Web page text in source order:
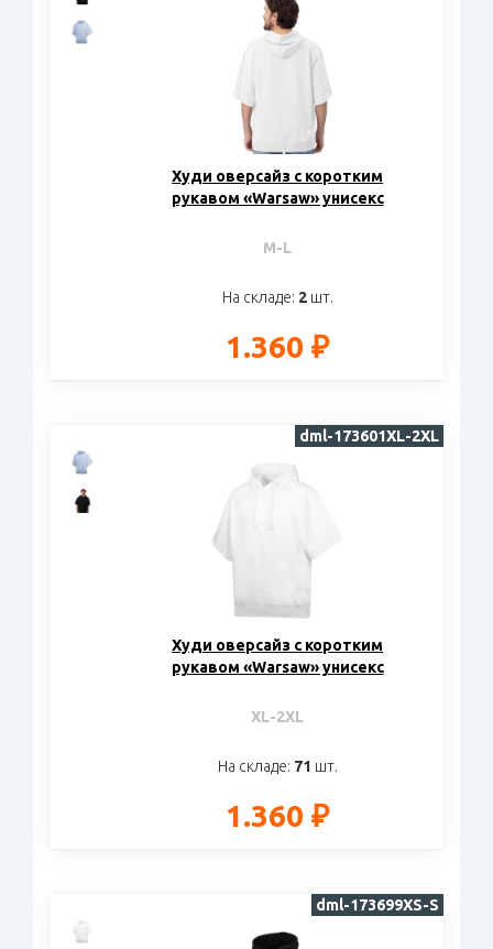
Худи оверсайз с коротким
рукавом «Warsaw» унисекс
M-L
На складе: 2шт.
1.360 ₽
Худи оверсайз с коротким
рукавом «Warsaw» унисекс
XL-2XL
На складе: 71 шт.
1.360 ₽
dml-173601XL-2XL
dml-173699XS-S